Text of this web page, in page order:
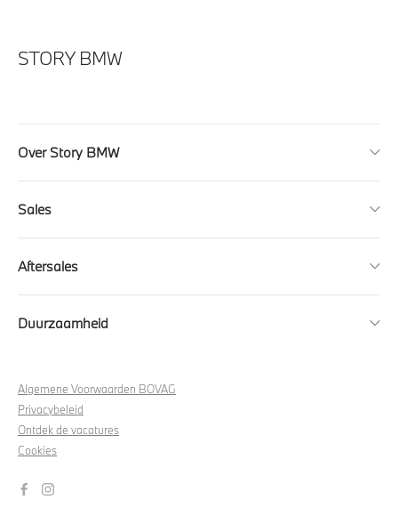
STORY BMW
Over Story BMW
Sales
Aftersales
Duurzaamheid
Algemene Voorwaarden BOVAG
Privacybeleid
Ontdek de vacatures
Cookies